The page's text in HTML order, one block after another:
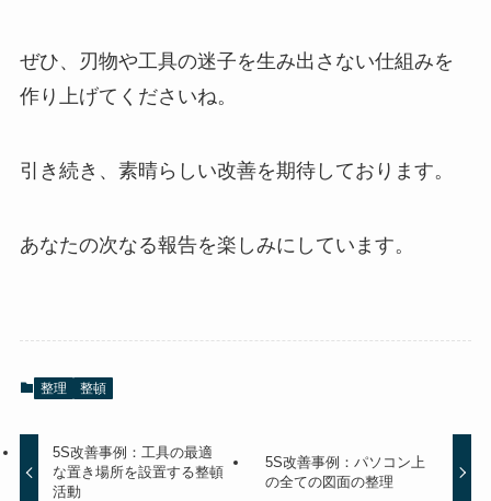
ぜひ、刃物や工具の迷子を生み出さない仕組みを
作り上げてくださいね。
引き続き、素晴らしい改善を期待しております。
あなたの次なる報告を楽しみにしています。
整理 整頓
5S改善事例：工具の最適
な置き場所を設置する整頓
活動
5S改善事例：パソコン上
の全ての図面の整理